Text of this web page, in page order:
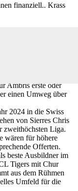
finanziell.. Krass
Ambris erste oder
einen Umweg über
2024 in die Swiss
von Sierres Chris
zweithöchsten Liga.
wären für höhere
Offerten.
beste Ausbildner im
Tigers mit Chur
aus dem Rühmen
Umfeld für die